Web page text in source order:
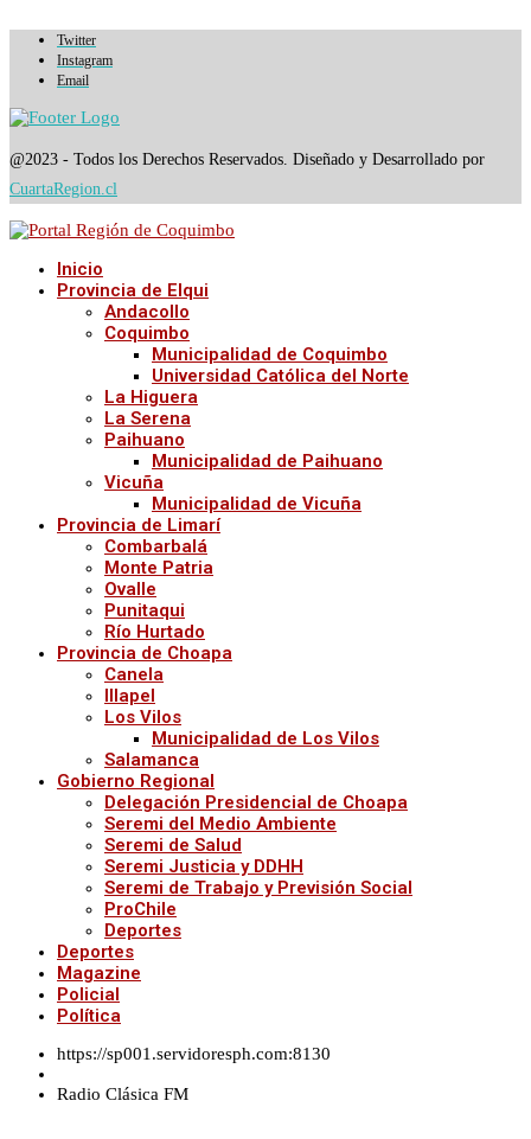
Twitter
Instagram
Email
@2023 - Todos los Derechos Reservados. Diseñado y Desarrollado por
CuartaRegion.cl
Inicio
Provincia de Elqui
Andacollo
Coquimbo
Municipalidad de Coquimbo
Universidad Católica del Norte
La Higuera
La Serena
Paihuano
Municipalidad de Paihuano
Vicuña
Municipalidad de Vicuña
Provincia de Limarí
Combarbalá
Monte Patria
Ovalle
Punitaqui
Río Hurtado
Provincia de Choapa
Canela
Illapel
Los Vilos
Municipalidad de Los Vilos
Salamanca
Gobierno Regional
Delegación Presidencial de Choapa
Seremi del Medio Ambiente
Seremi de Salud
Seremi Justicia y DDHH
Seremi de Trabajo y Previsión Social
ProChile
Deportes
Deportes
Magazine
Policial
Política
https://sp001.servidoresph.com:8130
Radio Clásica FM